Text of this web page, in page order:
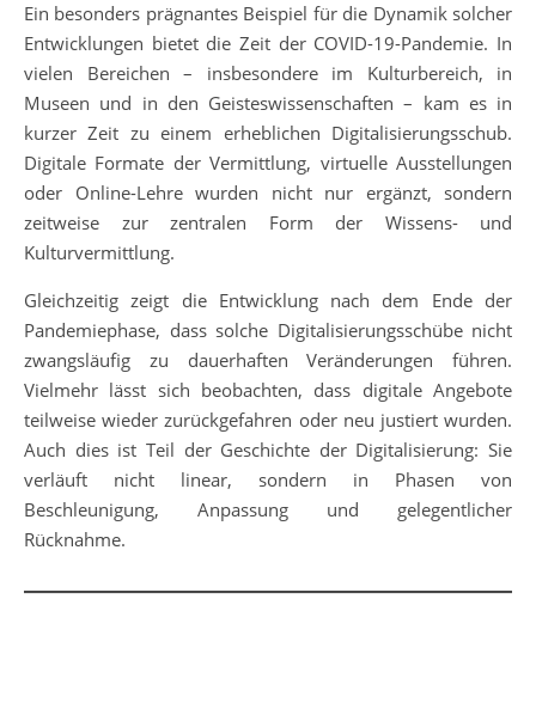
Ein besonders prägnantes Beispiel für die Dynamik solcher
Entwicklungen bietet die Zeit der COVID-19-Pandemie. In
vielen Bereichen – insbesondere im Kulturbereich, in
Museen und in den Geisteswissenschaften – kam es in
kurzer Zeit zu einem erheblichen Digitalisierungsschub.
Digitale Formate der Vermittlung, virtuelle Ausstellungen
oder Online-Lehre wurden nicht nur ergänzt, sondern
zeitweise zur zentralen Form der Wissens- und
Kulturvermittlung.
Gleichzeitig zeigt die Entwicklung nach dem Ende der
Pandemiephase, dass solche Digitalisierungsschübe nicht
zwangsläufig zu dauerhaften Veränderungen führen.
Vielmehr lässt sich beobachten, dass digitale Angebote
teilweise wieder zurückgefahren oder neu justiert wurden.
Auch dies ist Teil der Geschichte der Digitalisierung: Sie
verläuft nicht linear, sondern in Phasen von
Beschleunigung, Anpassung und gelegentlicher
Rücknahme.